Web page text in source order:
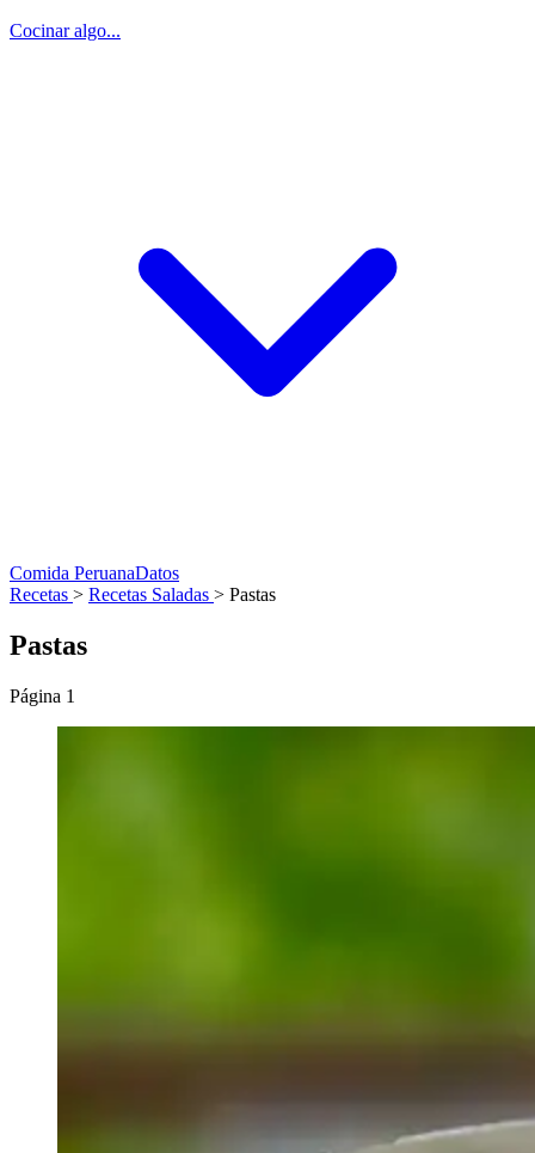
Cocinar algo...
Comida PeruanaDatos
Recetas > Recetas Saladas > Pastas
Pastas
Página 1